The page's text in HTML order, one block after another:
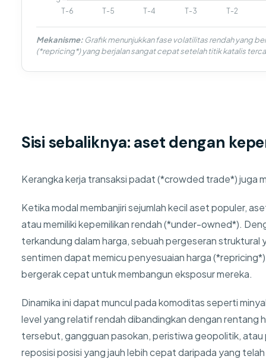
Mekanisme:Grafik menunjukkan fase volatilitas rendah yang
(*repricing*) yang berjalan sangat cepat setelah titik katalis
Sisi sebaliknya: aset dengan
Kerangka kerja transaksi padat (*crowded trade*) juga
Ketika modal membanjiri sejumlah kecil aset populer,
atau memiliki kepemilikan rendah (*under-owned*).
terkandung dalam harga, sebuah pergeseran
sentimen dapat memicu penyesuaian harga
bergerak cepat untuk membangun eksposur mereka.
Dinamika ini dapat muncul pada komoditas seperti
level yang relatif rendah dibandingkan dengan rentang
tersebut, gangguan pasokan, peristiwa geopolitik,
reposisi posisi yang jauh lebih cepat daripada yang